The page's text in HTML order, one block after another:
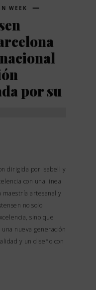
WEEK
por su
dirigida por Isabell y
con una línea
maestría artesanal y
no solo
sino que
nueva generación
y un diseño con